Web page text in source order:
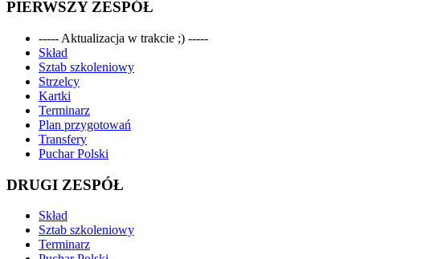
PIERWSZY ZESPÓŁ
----- Aktualizacja w trakcie ;) -----
Skład
Sztab szkoleniowy
Strzelcy
Kartki
Terminarz
Plan przygotowań
Transfery
Puchar Polski
DRUGI ZESPÓŁ
Skład
Sztab szkoleniowy
Terminarz